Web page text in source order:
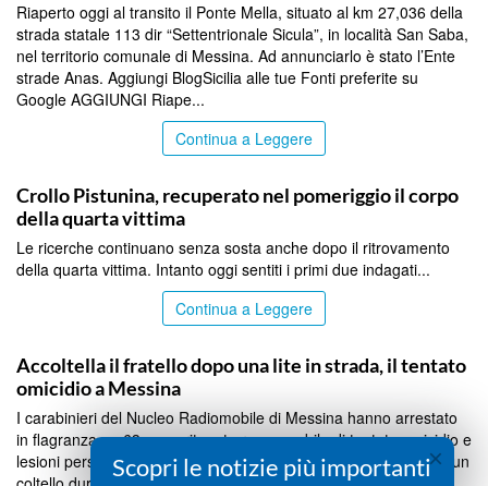
Riaperto oggi al transito il Ponte Mella, situato al km 27,036 della
strada statale 113 dir “Settentrionale Sicula”, in località San Saba,
nel territorio comunale di Messina. Ad annunciarlo è stato l’Ente
strade Anas. Aggiungi BlogSicilia alle tue Fonti preferite su
Google AGGIUNGI Riape...
Continua a Leggere
Crollo Pistunina, recuperato nel pomeriggio il corpo
della quarta vittima
Le ricerche continuano senza sosta anche dopo il ritrovamento
della quarta vittima. Intanto oggi sentiti i primi due indagati...
Continua a Leggere
Accoltella il fratello dopo una lite in strada, il tentato
omicidio a Messina
I carabinieri del Nucleo Radiomobile di Messina hanno arrestato
in flagranza un 63enne, ritenuto responsabile di tentato omicidio e
lesioni personali nei confronti del fratello di 71 anni, colpito con un
×
Scopri le notizie più importanti